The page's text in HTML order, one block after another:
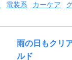
電装系 カーケア
雨の日もクリ
ルド